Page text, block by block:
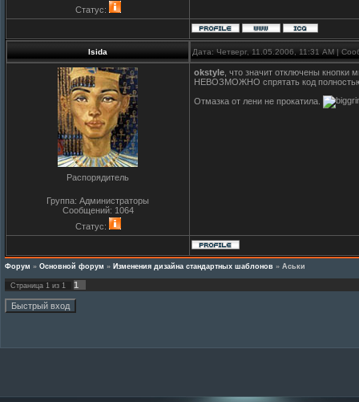
Статус:
Isida Дата: Четверг, 11.05.2006, 11:31 AM |
Распорядитель
Группа: Администраторы
Сообщений: 1064
Статус:
okstyle , что значит отключены
НЕВОЗМОЖНО спрятать код
Отмазка от лени не прокатила.
Форум » Основной форум » Изменения дизайна стандартных шаблонов » Аськи
Страница 1 из 1 1